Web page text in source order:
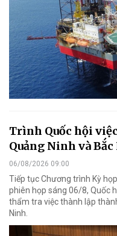
Trình Quốc hội
Quảng Ninh và
06/08/2026 09:00
Tiếp tục Chương trình Kỳ
phiên họp sáng 06/8, Quốc
thẩm tra việc thành lập
Ninh.